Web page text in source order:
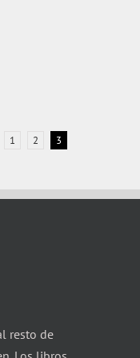
1 2 3
resto de